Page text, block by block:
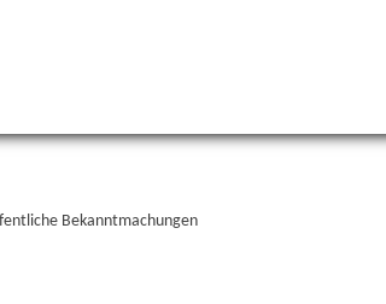
Bekanntmachungen